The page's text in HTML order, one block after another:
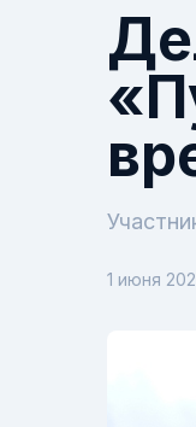
1 июня